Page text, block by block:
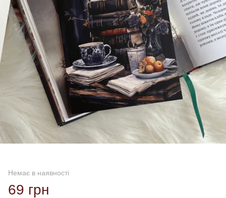
Немає в наявності
69 грн